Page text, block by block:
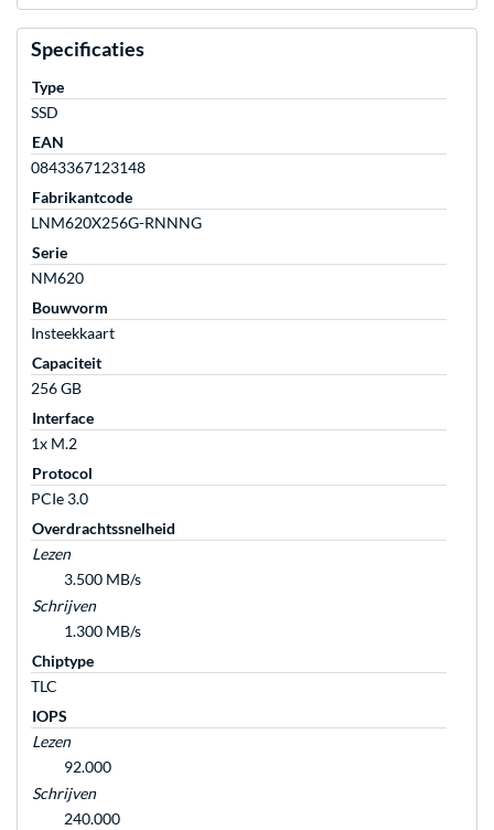
Specificaties
Type
SSD
EAN
0843367123148
Fabrikantcode
LNM620X256G-RNNNG
Serie
NM620
Bouwvorm
Insteekkaart
Capaciteit
256 GB
Interface
1x M.2
Protocol
PCIe 3.0
Overdrachtssnelheid
Lezen
3.500 MB/s
Schrijven
1.300 MB/s
Chiptype
TLC
IOPS
Lezen
92.000
Schrijven
240.000